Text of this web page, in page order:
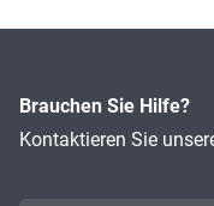
Brauchen Sie Hilfe?
Kontaktieren Sie